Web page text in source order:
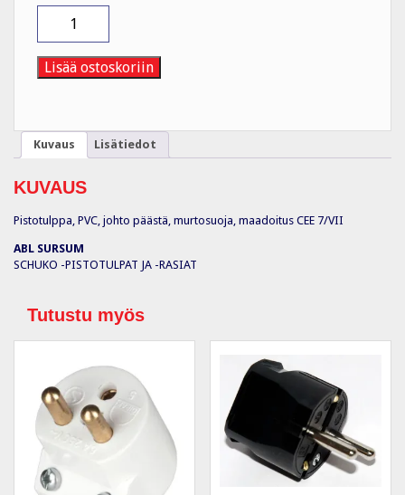
1418-
060
16A/250V/IP20
S
Lisää ostoskoriin
Kuvaus Lisätiedot
KUVAUS
Pistotulppa, PVC, johto päästä, murtosuoja, maadoitus CEE 7/VII
ABL SURSUM
SCHUKO -PISTOTULPAT JA -RASIAT
Tutustu myös